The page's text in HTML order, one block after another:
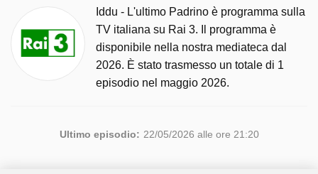
Iddu - L'ultimo Padrino è programma sulla
TV italiana su Rai 3. Il programma è
disponibile nella nostra mediateca dal
2026. È stato trasmesso un totale di 1
episodio nel maggio 2026.
Ultimo episodio: 22/05/2026 alle ore 21:20